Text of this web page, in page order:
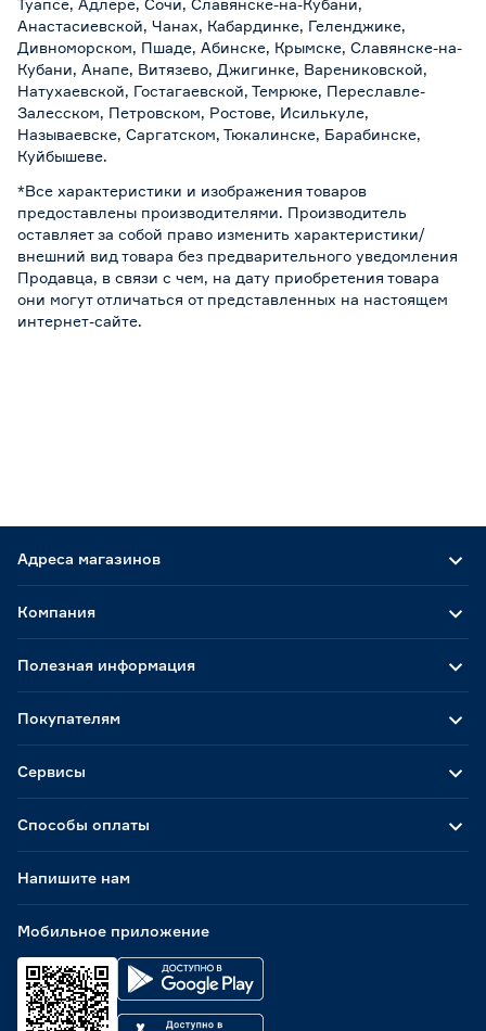
Анастасиевской, Чанах, Кабардинке, Геленджике,
Дивноморском, Пшаде, Абинске, Крымске, Славянске-на-
Кубани, Анапе, Витязево, Джигинке, Варениковской,
Натухаевской, Гостагаевской, Темрюке, Переславле-
Залесском, Петровском, Ростове, Исилькуле,
Называевске, Саргатском, Тюкалинске, Барабинске,
Куйбышеве.
*Все характеристики и изображения товаров
предоставлены производителями. Производитель
оставляет за собой право изменить характеристики/
внешний вид товара без предварительного уведомления
Продавца, в связи с чем, на дату приобретения товара
они могут отличаться от представленных на настоящем
интернет-сайте.
Адреса магазинов
Способы оплаты
Мобильное приложение
Компания
Полезная информация
Покупателям
Сервисы
Напишите нам